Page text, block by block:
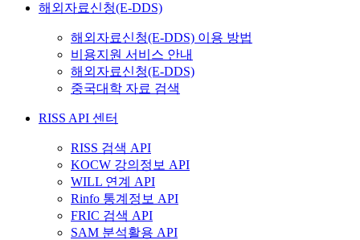
해외자료신청(E-DDS)
해외자료신청(E-DDS) 이용 방법
비용지원 서비스 안내
해외자료신청(E-DDS)
중국대학 자료 검색
RISS API 센터
RISS 검색 API
KOCW 강의정보 API
WILL 연계 API
Rinfo 통계정보 API
FRIC 검색 API
SAM 분석활용 API